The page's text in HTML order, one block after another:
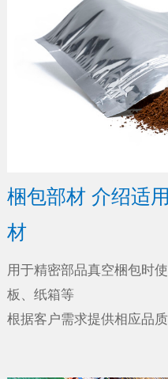
梱包部材 介绍适
材
用于精密部品真空梱包时
板、纸箱等
根据客户需求提供相应品